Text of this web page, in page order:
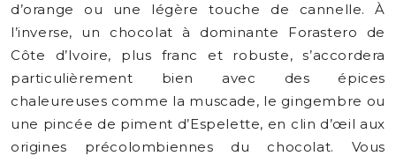
d’orange ou une légère touche de cannelle. À
l’inverse, un chocolat à dominante Forastero de
Côte d’Ivoire, plus franc et robuste, s’accordera
particulièrement bien avec des épices
chaleureuses comme la muscade, le gingembre ou
une pincée de piment d’Espelette, en clin d’œil aux
origines précolombiennes du chocolat. Vous